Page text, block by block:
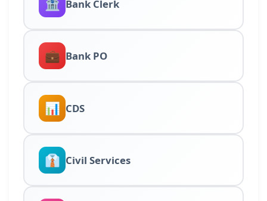
🏦 Bank Clerk
💼 Bank PO
📊 CDS
👔 Civil Services